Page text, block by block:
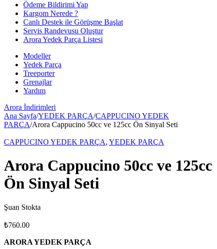
Ödeme Bildirimi Yap
Kargom Nerede ?
Canlı Destek ile Görüşme Başlat
Servis Randevusu Oluştur
Arora Yedek Parça Listesi
Modeller
Yedek Parça
Treeporter
Grenajlar
Yardım
Arora İndirimleri
Ana Sayfa/YEDEK PARÇA/CAPPUCINO YEDEK
PARÇA/Arora Cappucino 50cc ve 125cc Ön Sinyal Seti
CAPPUCINO YEDEK PARÇA, YEDEK PARÇA
Arora Cappucino 50cc ve 125cc
Ön Sinyal Seti
Şuan Stokta
₺760.00
ARORA YEDEK PARÇA